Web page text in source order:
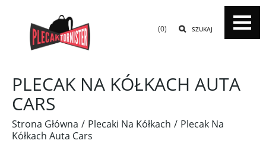
SZUKAJ
(0)
PLECAK NA KÓŁKACH AUTA
CARS
Strona Główna Plecaki Na Kółkach
Plecak Na
Kółkach Auta Cars